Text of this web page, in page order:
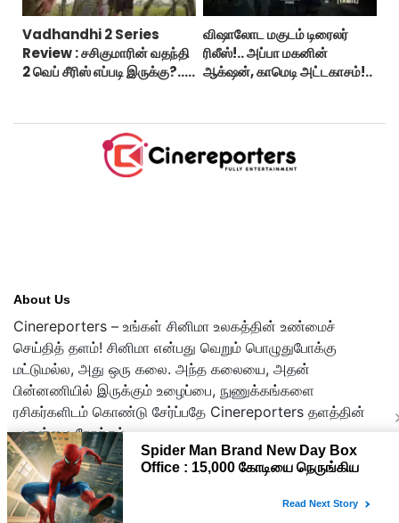
Vadhandhi 2 Series
Review : சசிகுமாரின் வதந்தி
2 வெப் சீரிஸ் எப்படி இருக்கு?...
விஷாலோட மகுடம் டிரைலர்
ரிலீஸ்!.. அப்பா மகனின்
ஆக்‌ஷன், காமெடி அட்டகாசம்!..
About Us
Cinereporters – உங்கள் சினிமா உலகத்தின் உண்மைச்
செய்தித் தளம்! சினிமா என்பது வெறும் பொழுதுபோக்கு
மட்டுமல்ல, அது ஒரு கலை. அந்த கலையை, அதன்
பின்னணியில் இருக்கும் உழைப்பை, நுணுக்கங்களை
ரசிகர்களிடம் கொண்டு சேர்ப்பதே Cinereporters தளத்தின்
முதன்மை நோக்கம்.
Copyright © 2026 cinereporters.com